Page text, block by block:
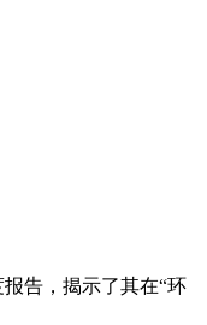
告，揭示了其在“环